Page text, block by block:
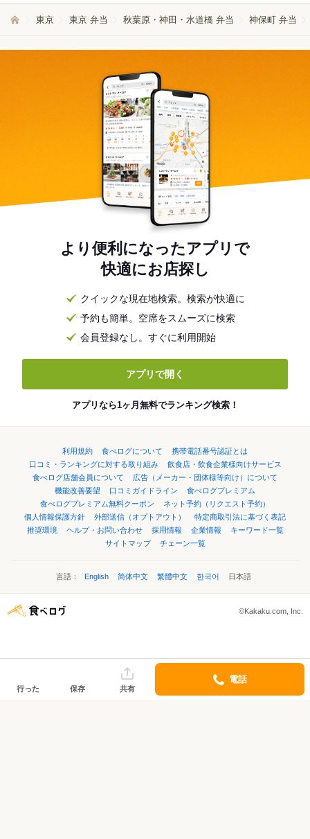
東京 東京 弁当 秋葉原・神田・水道橋 弁当 神保町 弁当
より便利になったアプリで
快適にお店探し
クイックな現在地検索。検索が快適に
予約も簡単。空席をスムーズに検索
会員登録なし。すぐに利用開始
アプリで開く
アプリなら1ヶ月無料でランキング検索！
利用規約 食べログについて
携帯電話番号認証とは
口コミ・ランキングに対する取り組み
飲食店・飲食企業様向けサービス
食べログ店舗会員について
広告（メーカー・団体様等向け）について
機能改善要望
口コミガイドライン
食べログプレミアム
食べログプレミアム無料クーポン
ネット予約（リクエスト予約）
個人情報保護方針
外部送信（オプトアウト）
特定商取引法に基づく表記
推奨環境
ヘルプ・お問い合わせ 採用情報 企業情報
キーワード一覧
サイトマップ
チェーン一覧
言語： English 简体中文 繁體中文 한국어 日本語
©Kakaku.com, Inc.
行った 保存 共有
電話